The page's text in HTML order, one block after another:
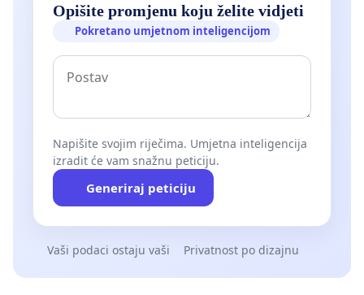
Opišite promjenu koju želite vidjeti
Pokretano umjetnom inteligencijom
Napišite svojim riječima. Umjetna inteligencija
izradit će vam snažnu peticiju.
Generiraj peticiju
Vaši podaci ostaju vaši Privatnost po dizajnu